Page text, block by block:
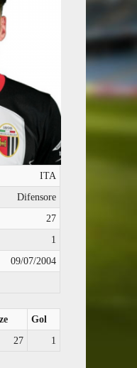
ITA
Difensore
27
1
09/07/2004
Gol
27 1